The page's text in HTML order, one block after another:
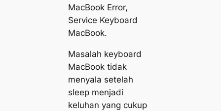
MacBook Error,
Service Keyboard
MacBook.
Masalah keyboard
MacBook tidak
menyala setelah
sleep menjadi
keluhan yang cukup